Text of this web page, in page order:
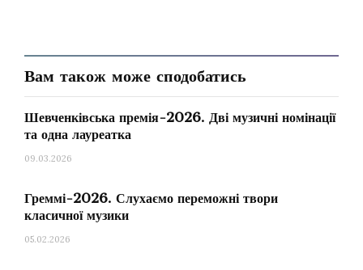
за кордоном. Протягом останніх п’яти років
вона була солісткою та продюсеркою
проєкту«Антологія сучасної української
музики», в рамках якого вийшло 11 дисків з
«Український квінтет»з музикою Бориса
Лятошинського, Валентина Сильвестрова та
Вікторії Польової. Як художня керівниця
Вам також може сподобатись
Шевченківська премія-2026. Дві музичні номінації
та одна лауреатка
09.03.2026
Греммі-2026. Слухаємо переможні твори
класичної музики
05.02.2026